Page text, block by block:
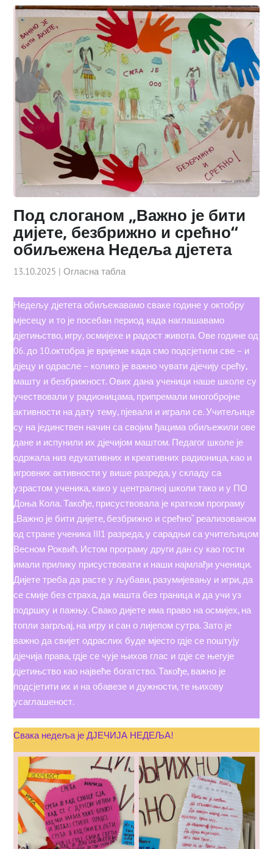
Под слоганом „Важно је бити
дијете, безбрижно и срећно“
обиљежена Недеља дјетета
13.10.2025 |Огласна табла
Недељу дјетета обиљежавамо сваке године у октобру
мјесецу и то је посебан период када наглашавамо
дјетињство, игру, осмијехе и радост живота. Ове године од
06. до 10.октобра је вријеме када смо подсјетили све – и
дјецу и одрасле – колико је важно чувати дјечију срећу,
машту и безбрижност. Ових дана ученици наше школе су
учествовали у радионицама, припремали многобројне
активности на дату тему, пјевали и играли се. Учитељице
су на јединствен начин са својим ђацима обиљежили ове
дане и испунили их дјечијом маштом. Педагог школе је
одржала низ едукативних и креативних радионица, као и
игровних активности у више разреда, у складу са
узрастом ученика, како у централној школи тако и у ПО
Доња Кола. Такође, присуствовала је кратком програму
„Важно је бити дијете, безбрижно и срећно“ реализованом
од стране ученика III1 разреда, у сарадњи са учитељицом
Весном Роквић. Истом програму други дан су као гости
имали прилику присуствовати и наши најмлађи ученици.
Дијете треба да расте у љубави, разумијевању и игри, да
се смије без страха, да машта без граница и да учи уз
подршку и пажњу. Свако дијете има право на осмијех, на
топли загрљај, на игру и сан о лијепом сутра. Зато је
важно да свијет одраслих буде мјесто гдје се поштују
дјечија права, гдје се чује њихов глас и гдје се његује
дјетињство као највеће богатство. Такође, важно је
подсјетити их и на обавезе и дужности, те њихову
усаглашеност.
Свака недеља је ДЈЕЧИЈА НЕДЕЉА!